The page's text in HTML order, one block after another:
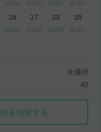
¥2,000 ¥2,000 ¥2,000 ¥1,000
26
¥2,000
27
¥2,000
28
¥2,000
29
¥1,000
未選択
¥0
を指定する